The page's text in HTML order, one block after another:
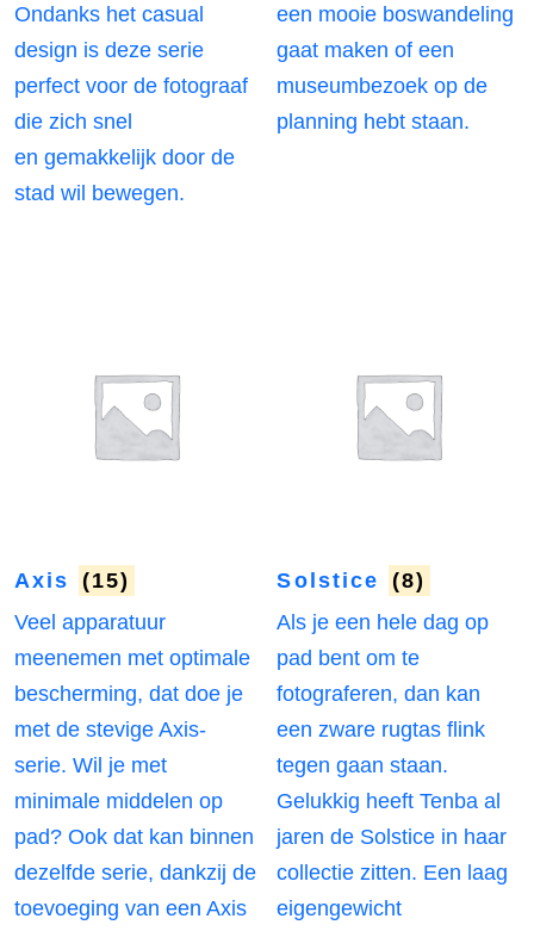
Ondanks het casual
design is deze serie
perfect voor de fotograaf
die zich snel
en gemakkelijk door de
stad wil bewegen.
een mooie boswandeling
gaat maken of een
museumbezoek op de
planning hebt staan.
Axis
(15)
Veel apparatuur
meenemen met optimale
bescherming, dat doe je
met de stevige Axis-
serie. Wil je met
minimale middelen op
pad? Ook dat kan binnen
dezelfde serie, dankzij de
toevoeging van een Axis
Solstice
(8)
Als je een hele dag op
pad bent om te
fotograferen, dan kan
een zware rugtas flink
tegen gaan staan.
Gelukkig heeft Tenba al
jaren de Solstice in haar
collectie zitten. Een laag
eigengewicht